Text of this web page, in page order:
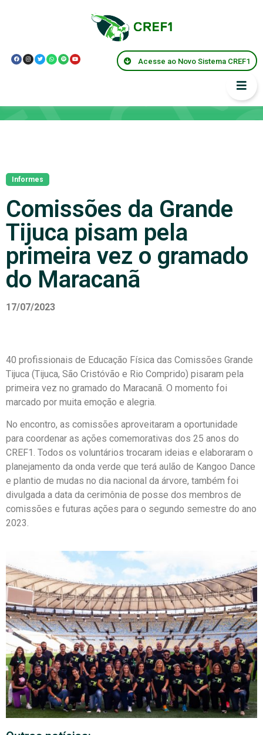
Acesse ao Novo Sistema CREF1
Informes
Comissões da Grande
Tijuca pisam pela
primeira vez o gramado
do Maracanã
17/07/2023
40 profissionais de Educação Física das Comissões Grande
Tijuca (Tijuca, São Cristóvão e Rio Comprido) pisaram pela
primeira vez no gramado do Maracanã. O momento foi
marcado por muita emoção e alegria.
No encontro, as comissões aproveitaram a oportunidade
para coordenar as ações comemorativas dos 25 anos do
CREF1. Todos os voluntários trocaram ideias e elaboraram o
planejamento da onda verde que terá aulão de Kangoo Dance
e plantio de mudas no dia nacional da árvore, também foi
divulgada a data da cerimônia de posse dos membros de
comissões e futuras ações para o segundo semestre do ano
2023.